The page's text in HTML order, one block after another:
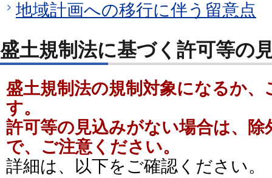
地域計画への移行に伴う留意点
盛土規制法に基づく許可等の
盛土規制法の規制対象になるか
す。
許可等の見込みがない場合は、
で、ご注意ください。
詳細は、以下をご確認ください。